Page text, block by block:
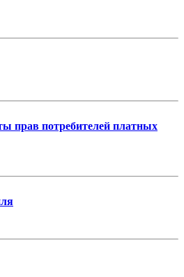
прав потребителей платных